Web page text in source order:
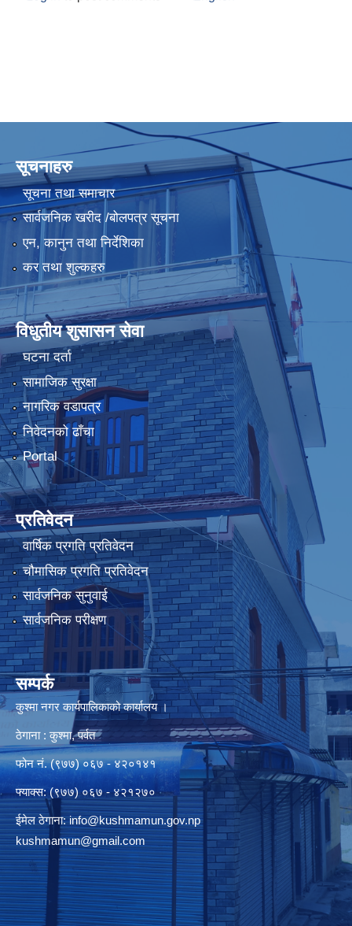
सूचनाहरु
सूचना तथा समाचार
सार्वजनिक खरीद /बोलपत्र सूचना
एन, कानुन तथा निर्देशिका
कर तथा शुल्कहरु
विधुतीय शुसासन सेवा
घटना दर्ता
सामाजिक सुरक्षा
नागरिक वडापत्र
निवेदनको ढाँचा
Portal
प्रतिवेदन
वार्षिक प्रगति प्रतिवेदन
चौमासिक प्रगति प्रतिवेदन
सार्वजनिक सुनुवाई
सार्वजनिक परीक्षण
सम्पर्क
कुश्मा नगर कार्यपालिकाको कार्यालय ।
ठेगाना : कुश्मा, पर्वत
फोन नं. (९७७) ०६७ - ४२०१४१
फ्याक्स: (९७७) ०६७ - ४२१२७०
ईमेल ठेगाना:info@kushmamun.gov.np
kushmamun@gmail.com